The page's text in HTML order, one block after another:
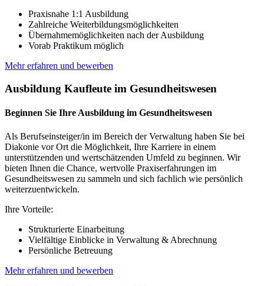
Praxisnahe 1:1 Ausbildung
Zahlreiche Weiterbildungsmöglichkeiten
Übernahmemöglichkeiten nach der Ausbildung
Vorab Praktikum möglich
Mehr erfahren und bewerben
Ausbildung Kaufleute im Gesundheitswesen
Beginnen Sie Ihre Ausbildung im Gesundheitswesen
Als Berufseinsteiger/in im Bereich der Verwaltung haben Sie bei
Diakonie vor Ort die Möglichkeit, Ihre Karriere in einem
unterstützenden und wertschätzenden Umfeld zu beginnen. Wir
bieten Ihnen die Chance, wertvolle Praxiserfahrungen im
Gesundheitswesen zu sammeln und sich fachlich wie persönlich
weiterzuentwickeln.
Ihre Vorteile:
Strukturierte Einarbeitung
Vielfältige Einblicke in Verwaltung & Abrechnung
Persönliche Betreuung
Mehr erfahren und bewerben